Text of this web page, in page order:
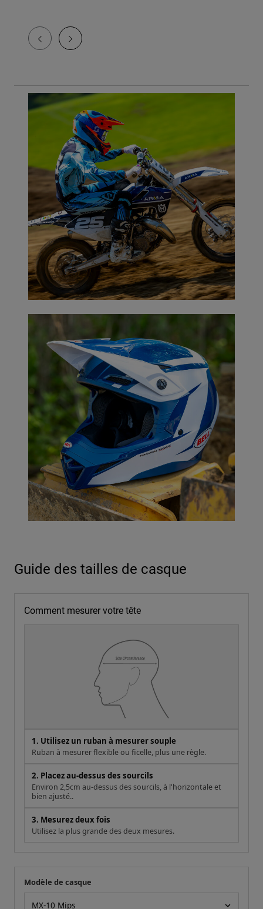
Guide des tailles de casque
Comment mesurer votre tête
1. Utilisez un ruban à mesurer souple
Ruban à mesurer flexible ou ficelle, plus une règle.
2. Placez au-dessus des sourcils
Environ 2,5cm au-dessus des sourcils, à l'horizontale et
bien ajusté..
3. Mesurez deux fois
Utilisez la plus grande des deux mesures.
Votre mesure
Modèle de casque